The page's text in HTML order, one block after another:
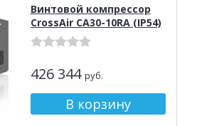
Винтовой компрессор
CrossAir CA30-10RA (IP54)
426 344 руб.